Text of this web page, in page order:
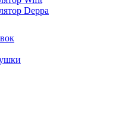
Deppa